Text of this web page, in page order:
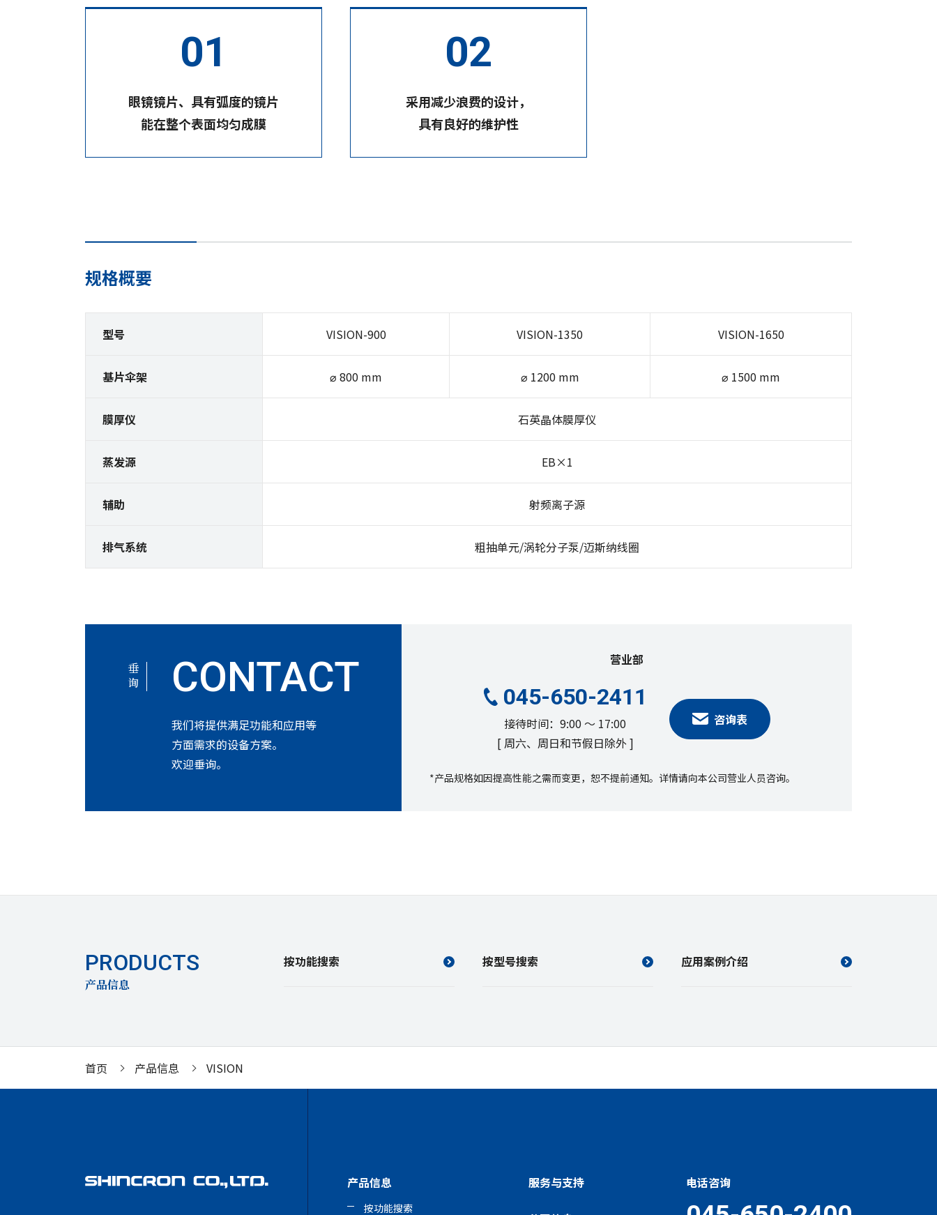
眼镜镜片、具有弧度的镜片
能在整个表面均匀成膜
采用减少浪费的设计，
具有良好的维护性
规格概要
型号 VISION-900 VISION-1350 VISION-1650
基片伞架 ⌀ 800 mm ⌀ 1200 mm ⌀ 1500 mm
膜厚仪 石英晶体膜厚仪
蒸发源 EB×1
辅助 射频离子源
排气系统 粗抽单元/涡轮分子泵/迈斯纳线圈
垂询
我们将提供满足功能和应用等
方面需求的设备方案。
欢迎垂询。
营业部
045-650-2411
接待时间：9:00 ～ 17:00
[ 周六、周日和节假日除外 ]
咨询表
*产品规格如因提高性能之需而变更，恕不提前通知。详情请向本公司营业人员咨询。
产品信息
按功能搜索 按型号搜索 应用案例介绍
首页 产品信息 VISION
产品信息
按功能搜索
服务与支持 电话咨询